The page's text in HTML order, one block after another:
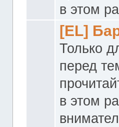
в этом
[EL]
Только
перед
в этом